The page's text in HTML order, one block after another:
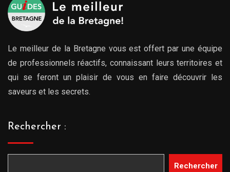
Le meilleur de la Bretagne vous est offert par une équipe
de professionnels réactifs, connaissant leurs territoires et
qui se feront un plaisir de vous en faire découvrir les
saveurs et les secrets.
Rechercher :
Rechercher